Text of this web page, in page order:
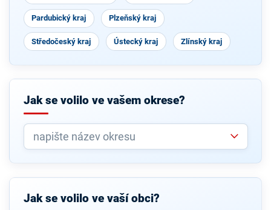
Pardubický kraj Plzeňský kraj
Středočeský kraj Ústecký kraj Zlínský kraj
Jak se volilo ve vašem okrese?
Jak se volilo ve vaší obci?